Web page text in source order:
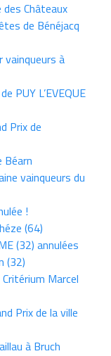
Châteaux
de Bénéjacq
vainqueurs à
PUY L’EVEQUE
Prix de
Béarn
vainqueurs du
!
(64)
(32) annulées
(32)
Marcel
Prix de la ville
à Bruch